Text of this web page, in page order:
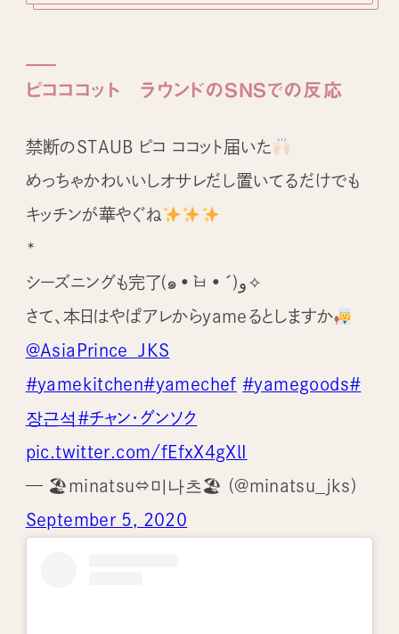
ピコココット ラウンドのSNSでの反応
禁断のSTAUB ピコ ココット届いた
めっちゃかわいいしオサレだし置いてるだけでも
キッチンが華やぐね
*
シーズニングも完了(๑•̀ㅂ•́)و✧
さて、本日はやぱアレからyameるとしますか
@AsiaPrince_JKS
#yamekitchen#yamechef #yamegoods#
장근석 #チャン・グンソク
pic.twitter.com/fEfxX4gXlI
— 🏖minatsu⇔미나츠🏖 (@minatsu_jks)
September 5, 2020